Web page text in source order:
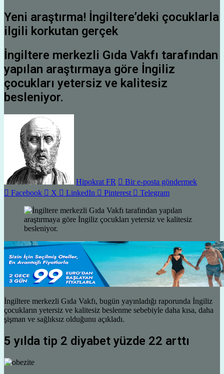
Yeni araştırma! İngiltere’deki çocuklarla
ilgili korkutan gerçek
İngiltere merkezli Gıda Vakfı tarafından
yapılan araştırmaya göre İngiliz
çocukları yetersiz ve kalitesiz
besleniyor.
Hipokrat FR
Bir e-posta göndermek
Facebook
X LinkedIn Pinterest Telegram
İngiltere merkezli Gıda Vakfı, bugün yayınladığı raporunda İngiliz
çocukların yetersiz ve kalitesiz beslenme sebebiyle daha kısa, daha
şişman ve sağlıksız olduğunu açıkladı.
5 yılda tip 2 diyabet yüzde 22 arttı